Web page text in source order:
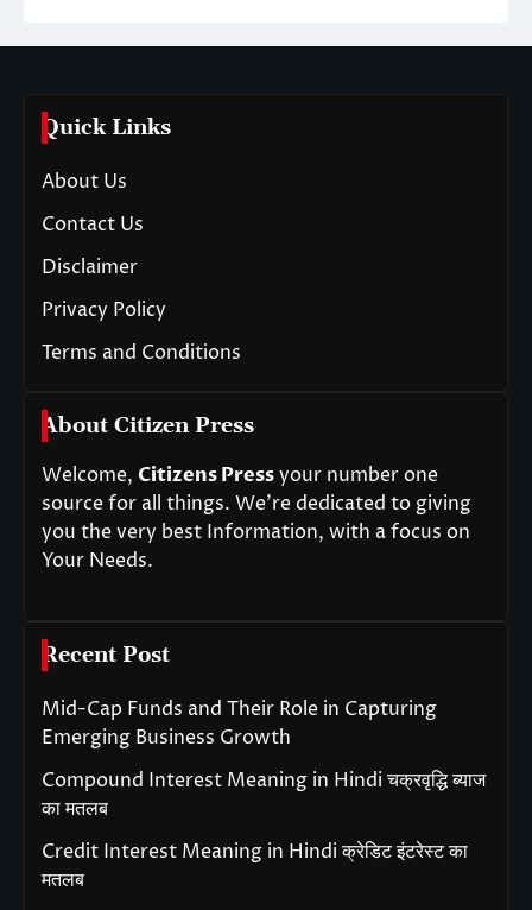
Quick Links
About Us
Contact Us
Disclaimer
Privacy Policy
Terms and Conditions
About Citizen Press
Welcome, Citizens Pressyour number one
source for all things. We’re dedicated to giving
you the very best Information, with a focus on
Your Needs.
Recent Post
Mid-Cap Funds and Their Role in Capturing
Emerging Business Growth
Compound Interest Meaning in Hindi चक्रवृद्धि ब्याज
का मतलब
Credit Interest Meaning in Hindi क्रेडिट इंटरेस्ट का
मतलब